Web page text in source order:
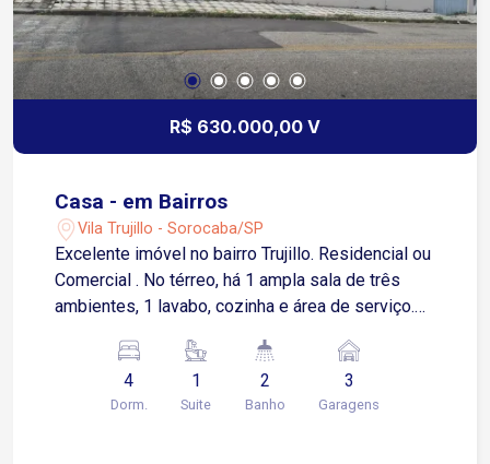
R$ 630.000,00 V
Casa - em Bairros
Vila Trujillo - Sorocaba/SP
Excelente imóvel no bairro Trujillo. Residencial ou
Comercial . No térreo, há 1 ampla sala de três
ambientes, 1 lavabo, cozinha e área de serviço.
laterais, espaço lazer. Piso superior, 4
dormitórios sendo uma suíte, 1 banheiro social. 3
vagas de garagem sendo uma coberta.
4
Dorm.
1
Suite
2
Banho
3
Garagens